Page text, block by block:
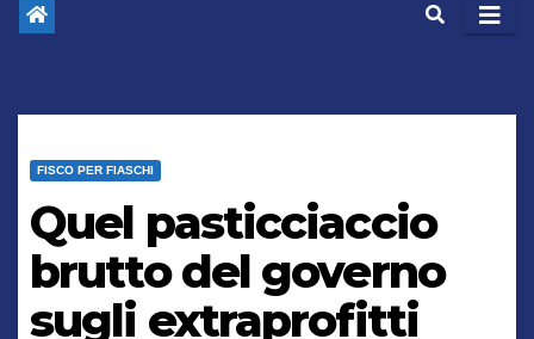
FISCO PER FIASCHI
Quel pasticciaccio
brutto del governo
sugli extraprofitti